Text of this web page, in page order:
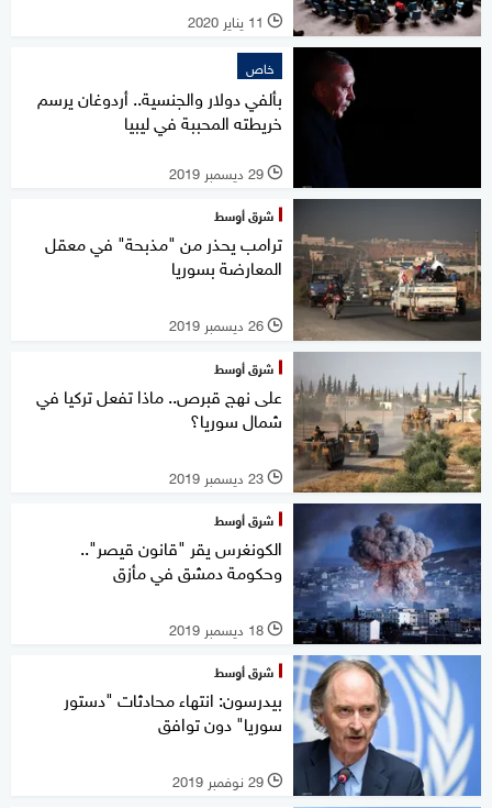
l 11 يناير 2020
خاص
بألفي دولار والجنسية.. أردوغان يرسم
خريطته المحببة في ليبيا
l 29 ديسمبر 2019
شرق أوسط
ترامب يحذر من "مذبحة" في معقل
المعارضة بسوريا
l 26 ديسمبر 2019
شرق أوسط
على نهج قبرص.. ماذا تفعل تركيا في
شمال سوريا؟
l 23 ديسمبر 2019
شرق أوسط
الكونغرس يقر "قانون قيصر"..
وحكومة دمشق في مأزق
l 18 ديسمبر 2019
شرق أوسط
بيدرسون: انتهاء محادثات "دستور
سوريا" دون توافق
l 29 نوفمبر 2019